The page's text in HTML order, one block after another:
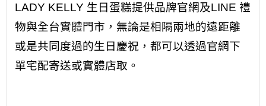
LADY KELLY 生日蛋糕提供品牌官網及LINE 禮
物與全台實體門市，無論是相隔兩地的遠距離
或是共同度過的生日慶祝，都可以透過官網下
單宅配寄送或實體店取。